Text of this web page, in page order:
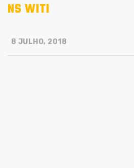
NS WITI
8 JULHO, 2018